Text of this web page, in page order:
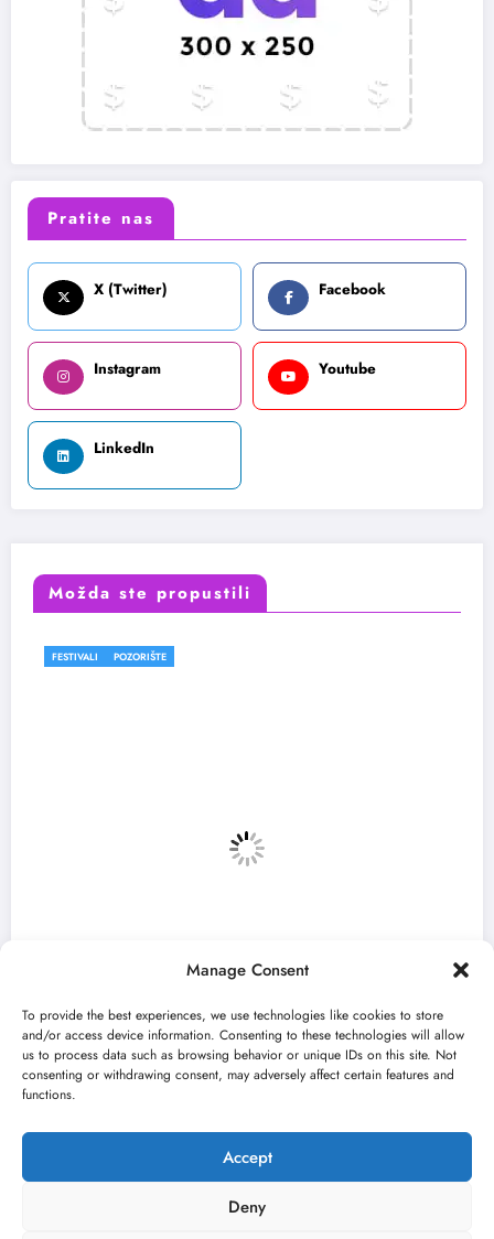
Manage Consent
To provide the best experiences, we use technologies like cookies to store
and/or access device information. Consenting to these technologies will allow
us to process data such as browsing behavior or unique IDs on this site. Not
consenting or withdrawing consent, may adversely affect certain features and
functions.
Accept
Deny
Pratite nas
X (Twitter) Facebook
Instagram Youtube
LinkedIn
Možda ste propustili
Bitef u
„Najveći mali festival u
jun 23, 2026